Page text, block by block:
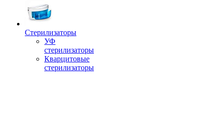
Стерилизаторы
УФ
стерилизаторы
Кварцитовые
стерилизаторы